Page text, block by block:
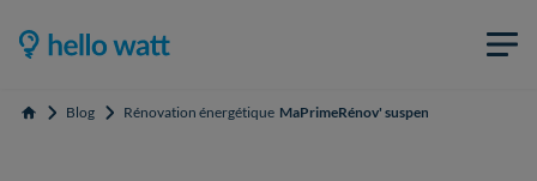
Accueil Blog Rénovation énergétique MaPrimeRénov' suspendue en 2026 :